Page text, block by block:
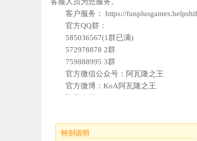
客户服务： https://
官方QQ群：
585036567(1群已满)
572978878 2群
759888995 3群
官方微信公众号：阿瓦隆之王
官方微博：KoA阿瓦隆之王
服务条款：http://nenglianghe.cn/
重要提示：《阿瓦隆之王》为免费游戏
戏内购功能。本游戏需要使用互联网。
特别说明